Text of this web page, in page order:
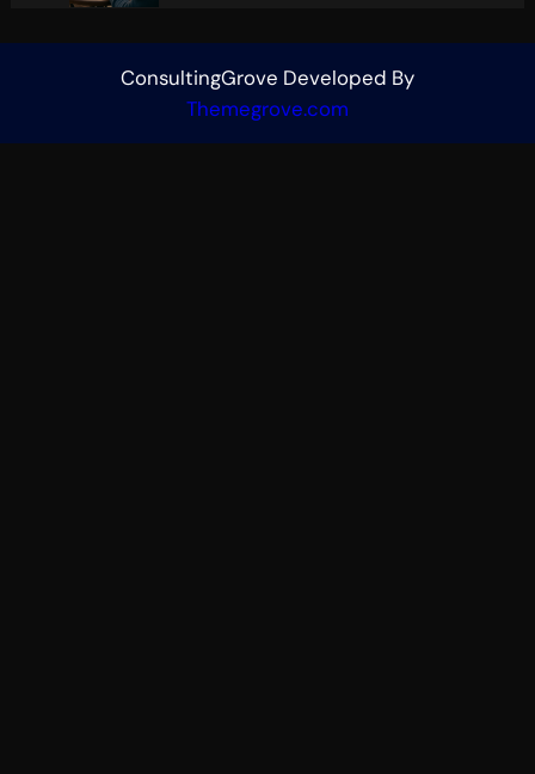
ConsultingGrove Developed By
Themegrove.com